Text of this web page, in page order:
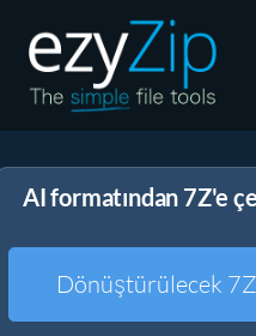
Çıkart
Diğer Araçlar
AI formatından 7Z'e
Dönüştürülecek 7Z